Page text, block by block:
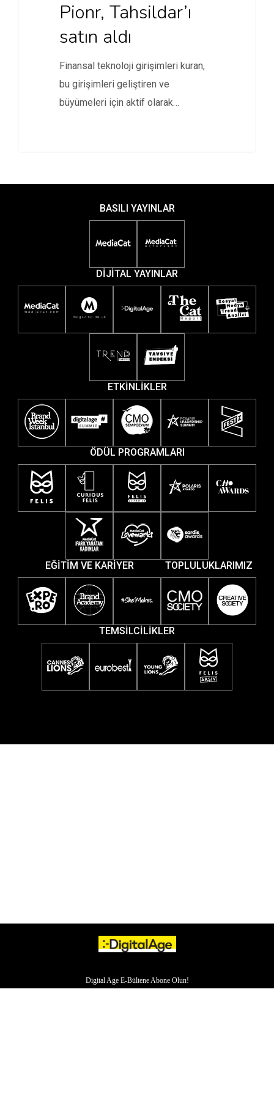
Pionr, Tahsildar’ı
satın aldı
Finansal teknoloji girişimleri kuran,
bu girişimleri geliştiren ve
büyümeleri için aktif olarak
BASILI YAYINLAR
DİJİTAL YAYINLAR
ETKİNLİKLER
ÖDÜL PROGRAMLARI
EĞİTİM VE KARİYER TOPLULUKLARIMIZ
TEMSİLCİLİKLER
Digital Age E-Bültene Abone Olun!